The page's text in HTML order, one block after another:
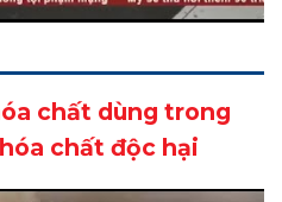
chất dùng trong
chất độc hại